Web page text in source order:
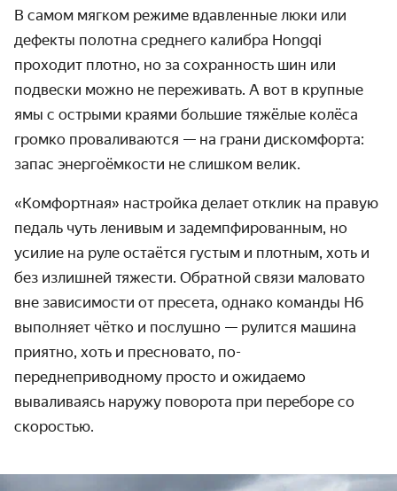
В самом мягком режиме вдавленные люки или
дефекты полотна среднего калибра Hongqi
проходит плотно, но за сохранность шин или
подвески можно не переживать. А вот в крупные
ямы с острыми краями большие тяжёлые колёса
громко проваливаются — на грани дискомфорта:
запас энергоёмкости не слишком велик.
«Комфортная» настройка делает отклик на правую
педаль чуть ленивым и задемпфированным, но
усилие на руле остаётся густым и плотным, хоть и
без излишней тяжести. Обратной связи маловато
вне зависимости от пресета, однако команды H6
выполняет чётко и послушно — рулится машина
приятно, хоть и пресновато, по-
переднеприводному просто и ожидаемо
вываливаясь наружу поворота при переборе со
скоростью.